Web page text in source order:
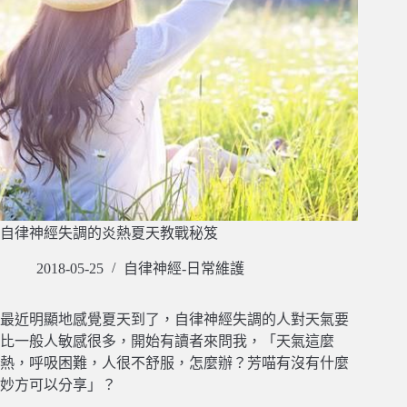
自律神經失調的炎熱夏天教戰秘笈
2018-05-25 自律神經-日常維護
最近明顯地感覺夏天到了，自律神經失調的人對天氣要
比一般人敏感很多，開始有讀者來問我，「天氣這麼
熱，呼吸困難，人很不舒服，怎麼辦？芳喵有沒有什麼
妙方可以分享」？